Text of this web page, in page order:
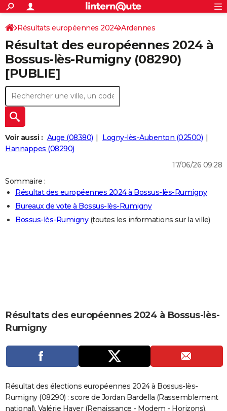
ACTUALITÉS
Politique
Société
Faits Divers
Education
Monde
Villes
+
SPORT
Coupe du monde 2026
Football
Tennis
Cyclisme
Rugby
Forum
Programme TV
TNT
Streaming
Cinéma
Sorties cinéma
Musique
+FINANCE
Retraite
Impôts
Epargne
Immobilier
Risques naturels par ville
Banque
Assurance
CréditAUTO
Essais
Réserver un essai
Citadines
Berlines
SUV
Forum auto
+HIGH-TECH
Mobiles
Meilleur smartphone
Internet
Ordinateurs
Jeux vidéo
Guide high-tech
+
BRICOLAGE
Forum
Aménagement intérieur
Extérieur
Cuisine
Salle de bains
Jardinage
Rangement
+
LIFESTYLE
Art de vivre
Bien-être
Loisirs
Mode
Modes de vie
SANTE
Alimentation
Guide de la santé
Maladies
Médicaments
Sommeil
VOYAGE
Carte de Noël
Carte Bonne année
Carte Saint-Valentin
Carte Pâques
Carte d'anniversaire
COPAINS D'AVANT
AVIS DE DÉCÈS
FORUM
S'inscrire
Connexion
Résultats européennes 2024 Ardennes
Résultat des européennes 2024 à
Bossus-lès-Rumigny (08290)
[PUBLIE]
Voir aussi : Auge (08380)
Logny-lès-Aubenton (02500)
Hannappes (08290)
17/06/26 09:28
Sommaire :
Résultat des européennes 2024 à Bossus-lès-Rumigny
Bureaux de vote à Bossus-lès-Rumigny
Bossus-lès-Rumigny(toutes les informations sur la ville)
Résultats des européennes 2024 à Bossus-lès-
Rumigny
Résultat des élections européennes 2024 à Bossus-lès-
Rumigny (08290) : score de Jordan Bardella (Rassemblement
national), Valérie Hayer (Renaissance - Modem - Horizons),